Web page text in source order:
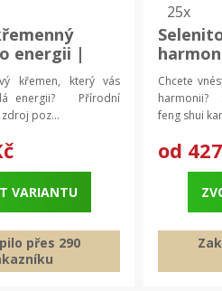
energii |
křemen, který vás
energii? Přírodní
poz...
VARIANTU
přes 290
25x
feng
Chcete
harmonii?
feng shui
od